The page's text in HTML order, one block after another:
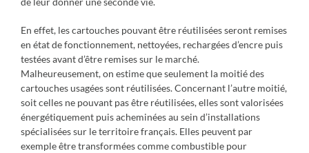
En effet, les cartouches pouvant être réutilisées seront remises
en état de fonctionnement, nettoyées, rechargées d’encre puis
testées avant d’être remises sur le marché.
Malheureusement, on estime que seulement la moitié des
cartouches usagées sont réutilisées. Concernant l’autre moitié,
soit celles ne pouvant pas être réutilisées, elles sont valorisées
énergétiquement puis acheminées au sein d’installations
spécialisées sur le territoire français. Elles peuvent par
exemple être transformées comme combustible pour